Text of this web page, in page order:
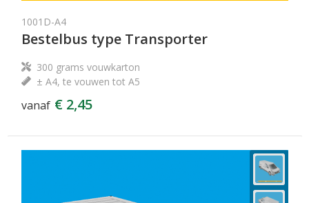
1001D-A4
Bestelbus type Transporter
300 grams vouwkarton
± A4, te vouwen tot A5
vanaf € 2,45